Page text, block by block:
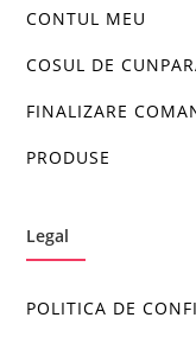
CONTUL MEU
COSUL DE
FINALIZARE
PRODUSE
Legal
POLITICA DE